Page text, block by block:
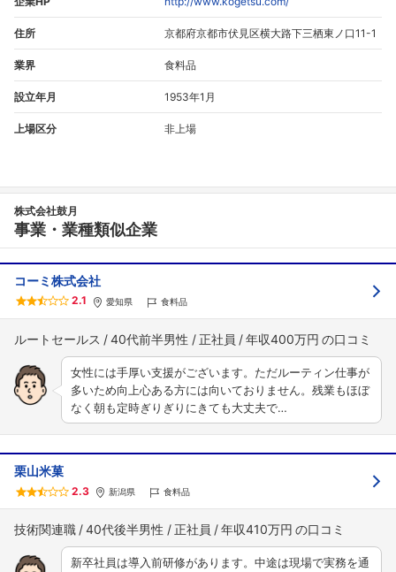
住所 京都府京都市伏見区横大路下三栖東ノ口11-1
業界 食料品
設立年月 1953年1月
上場区分 非上場
株式会社鼓月
事業・業種類似企業
コーミ株式会社
2.1 愛知県 食料品
ルートセールス 40代前半男性 正社員 年収400万円
女性には手厚い支援がございます。ただルーティン仕事が
多いため向上心ある方には向いておりません。残業もほぼ
なく朝も定時ぎりぎりにきても大丈夫で…
栗山米菓
2.3 新潟県 食料品
技術関連職 40代後半男性 正社員 年収410万円
新卒社員は導入前研修があります。中途は現場で実務を通